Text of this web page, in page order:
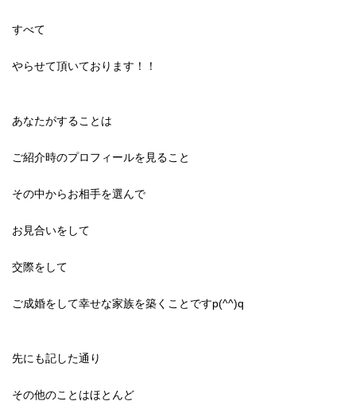
すべて
やらせて頂いております！！
あなたがすることは
ご紹介時のプロフィールを見ること
その中からお相手を選んで
お見合いをして
交際をして
ご成婚をして幸せな家族を築くことですp(^^)q
先にも記した通り
その他のことはほとんど